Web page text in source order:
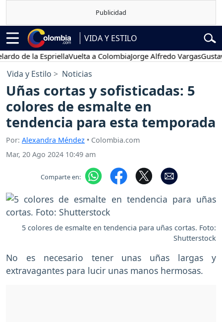
VIDA Y ESTILO
la EspriellaVuelta a ColombiaJorge Alfredo VargasGustavo
Vida y Estilo Noticias
Uñas cortas y sofisticadas: 5
colores de esmalte en
tendencia para esta temporada
Por: Alexandra Méndez • Colombia.com
Mar, 20 Ago 2024 10:49 am
Comparte en:
5 colores de esmalte en tendencia para uñas cortas. Foto:
Shutterstock
No es necesario tener unas uñas largas y
extravagantes para lucir unas manos hermosas.